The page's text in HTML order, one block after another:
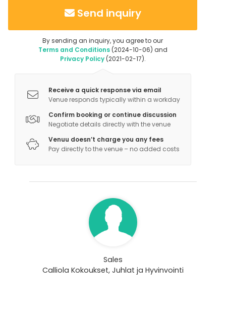
IdeaCallio-tila ja Calliolan muut rakennukset on
mahdollista vuokrata kokonaan yksityiskäyttöön.
Kokous- ja valaistustekniikka varustetaan tilaan
ennakkotilauksesta. Calliolaan meren rannalle voit
saapua autolla, tilausbussilla tai veneellä. Piha-
alueelle voi laskeutua myös helikopterilla.
Additional information about activities
liikunta-aktiviteetit. Suuri piha-alue ja lähiympäristö
ulkoilumahdollisuudet puhtaassa ja kauniissa
Send inquiry
By sending an inquiry, you agree to our
Terms and Conditions(2024-10-06) and
Privacy Policy(2021-02-17).
Receive a quick response via email
Venue responds typically within a workday
Confirm booking or continue discussion
Negotiate details directly with the venue
Venuu doesn’t charge you any fees
Pay directly to the venue – no added costs
Sales
Calliola Kokoukset, Juhlat ja Hyvinvointi